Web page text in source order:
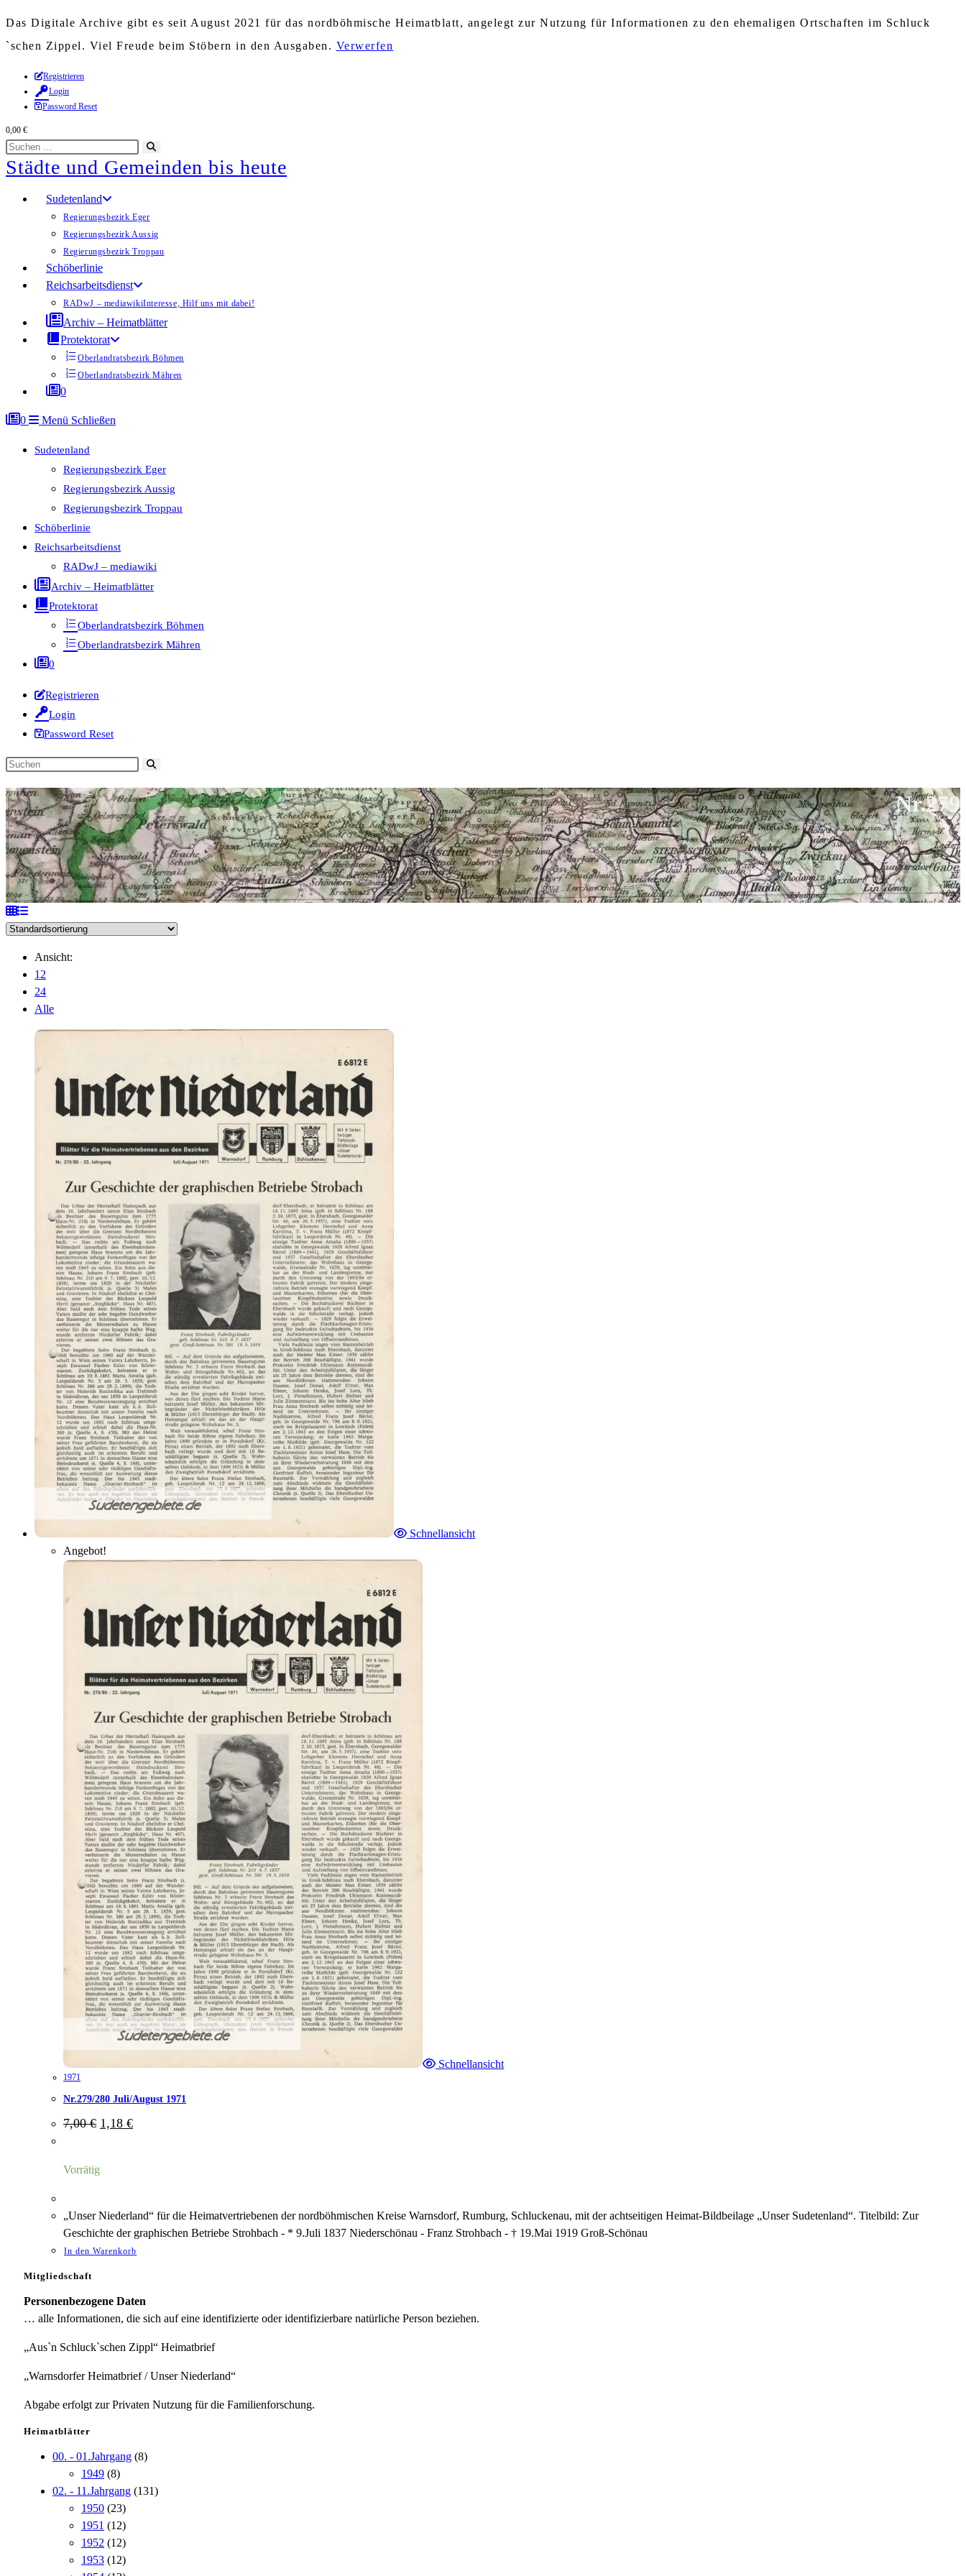
Das Digitale Archive gibt es seit August 2021 für das nordböhmische Heimatblatt, angelegt zur Nutzung für Informationen zu den ehemaligen Ortschaften im Schluck
`schen Zippel. Viel Freude beim Stöbern in den Ausgaben. Verwerfen
Zum
Inhalt
springen
Registrieren
Login
Password Reset
0,00 €
Diese
Website
durchsuchen
starten
Städte und Gemeinden bis heute
Sudetenland
Regierungsbezirk Eger
Regierungsbezirk Aussig
Regierungsbezirk Troppau
Schöberlinie
Reichsarbeitsdienst
RADwJ – mediawikiInteresse, Hilf uns mit dabei!
Archiv – Heimatblätter
Protektorat
Oberlandratsbezirk Böhmen
Oberlandratsbezirk Mähren
0
0 Menü Schließen
Sudetenland
Regierungsbezirk Eger
Regierungsbezirk Aussig
Regierungsbezirk Troppau
Schöberlinie
Reichsarbeitsdienst
RADwJ – mediawiki
Archiv – Heimatblätter
Protektorat
Oberlandratsbezirk Böhmen
Oberlandratsbezirk Mähren
0
Registrieren
Login
Password Reset
Diese
durchsuchen
Nr.279
Ansicht:
12
24
Alle
Schnellansicht
Angebot!
Schnellansicht
1971
Nr.279/280 Juli/August 1971
7,00€ Ursprünglicher
Preis
1,18 €Aktueller
Preis
Vorrätig
„Unser Niederland“ für die Heimatvertriebenen der nordböhmischen Kreise Warnsdorf, Rumburg, Schluckenau, mit der achtseitigen Heimat-Bildbeilage „Unser Sudetenland“. Titelbild: Zur
Geschichte der graphischen Betriebe Strohbach - * 9.Juli 1837 Niederschönau - Franz Strohbach - † 19.Mai 1919 Groß-Schönau
In den Warenkorb
Mitgliedschaft
Personenbezogene Daten
… alle Informationen, die sich auf eine identifizierte oder identifizierbare natürliche Person beziehen.
„Aus`n Schluck`schen Zippl“ Heimatbrief
„Warnsdorfer Heimatbrief / Unser Niederland“
Abgabe erfolgt zur Privaten Nutzung für die Familienforschung.
Heimatblätter
00. - 01.Jahrgang (8)
1949 (8)
02. - 11.Jahrgang (131)
1950 (23)
1951 (12)
1952 (12)
1953 (12)